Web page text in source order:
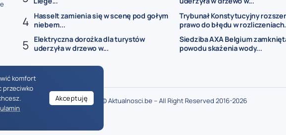
Hasselt zamienia się w scenę pod gołym
niebem...
Elektryczna dorożka dla turystów
uderzyła w drzewo w...
Trybunał Konstytucyjny
prawo do błędu w
Siedziba AXA Belgium
powodu skażenia wody...
© Aktualnosci.be – All Right Reserved 2016-2026
komfort
przeciwko
Akceptuję